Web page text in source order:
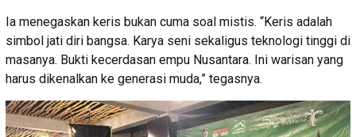
Ia menegaskan keris bukan cuma soal mistis. “Keris adalah
simbol jati diri bangsa. Karya seni sekaligus teknologi tinggi di
masanya. Bukti kecerdasan empu Nusantara. Ini warisan yang
harus dikenalkan ke generasi muda,” tegasnya.